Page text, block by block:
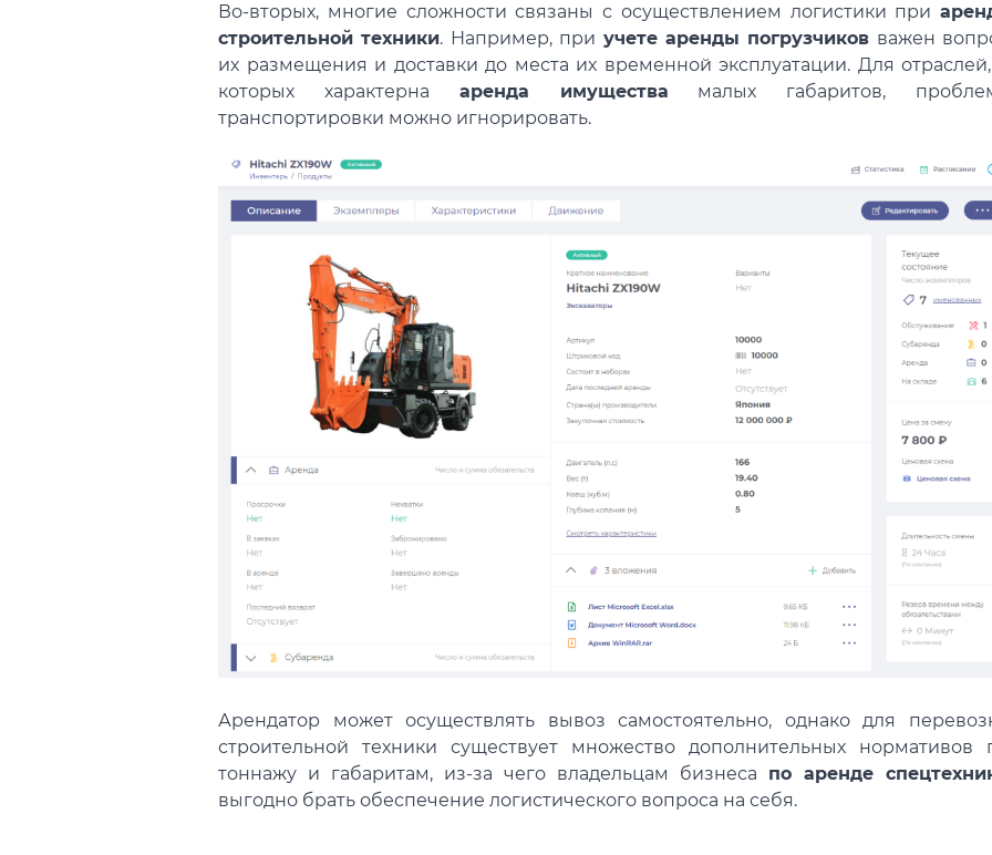
Во-вторых, многие сложности связаны с осуществлением логистики при
строительной техники. Например, при учете аренды погрузчиков важен
их размещения и доставки до места их временной эксплуатации. Для
которых характерна аренда имущества малых габаритов,
транспортировки можно игнорировать.
Арендатор может осуществлять вывоз самостоятельно, однако для
строительной техники существует множество дополнительных нормативов
тоннажу и габаритам, из-за чего владельцам бизнеса по аренде
выгодно брать обеспечение логистического вопроса на себя.